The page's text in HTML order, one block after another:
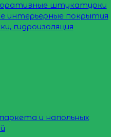
штукатурки
интерьерные покрытия
гидроизоляция
и напольных